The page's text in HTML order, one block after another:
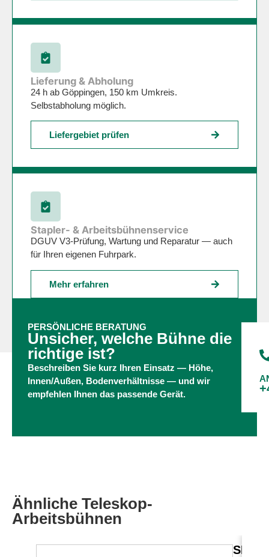
Lieferung & Abholung
24 h ab Göppingen, 150 km Umkreis.
Selbstabholung möglich.
Liefergebiet prüfen
Stapler- & Arbeitsbühnenservice
DGUV V3-Prüfung, Wartung und Reparatur — auch
für Ihren eigenen Fuhrpark.
Mehr erfahren
PERSÖNLICHE BERATUNG
Unsicher, welche Bühne die
richtige ist?
Beschreiben Sie kurz Ihren Einsatz — Höhe,
Innen/Außen, Bodenverhältnisse — und wir
empfehlen Ihnen das passende Gerät.
Ähnliche Teleskop-
Arbeitsbühnen
SB